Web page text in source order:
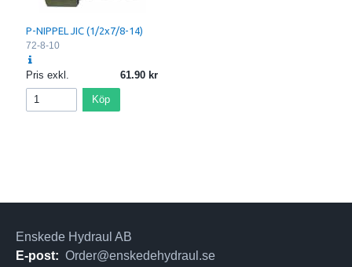
P-NIPPEL JIC (1/2x7/8-14)
72-8-10
Pris exkl. 61.90
Köp
Enskede Hydraul AB
E-post: Order@enskedehydraul.se